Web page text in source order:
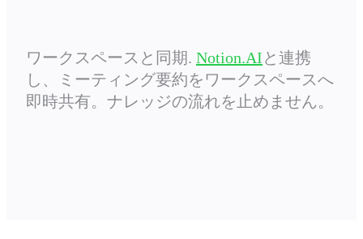
ワークスペースと同期. Notion.AIと連携
し、ミーティング要約をワークスペースへ
即時共有。ナレッジの流れを止めません。